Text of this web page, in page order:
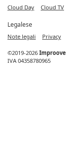
Cloud Day Cloud TV
Legalese
Note legali Privacy
©2019-2026 Improove
IVA 04358780965